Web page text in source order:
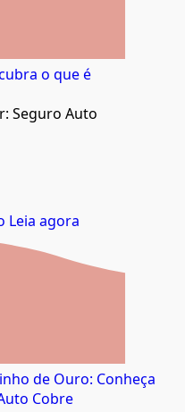
o que é
Seguro Auto
Leia agora
de Ouro: Conheça
Cobre